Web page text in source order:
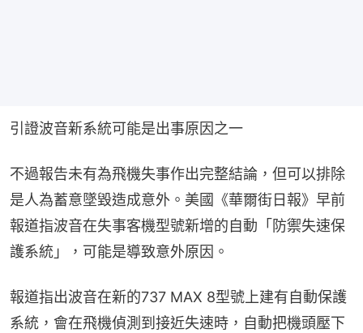
引證波音新系統可能是出事原因之一
不過報告未有為飛機失事作出完整結論，但可以排除
是人為蓄意墜毀造成意外。美國《華爾街日報》早前
報道指波音在失事客機型號新增的自動「防禦失速保
護系統」，可能是導致意外原因。
報道指出波音在新的737 MAX 8型號上建有自動保護
系統，會在飛機偵測到接近失速時，自動把機頭壓下